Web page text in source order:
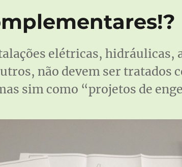
elétricas, hidráulicas,
não devem ser tratados
sim como “projetos de